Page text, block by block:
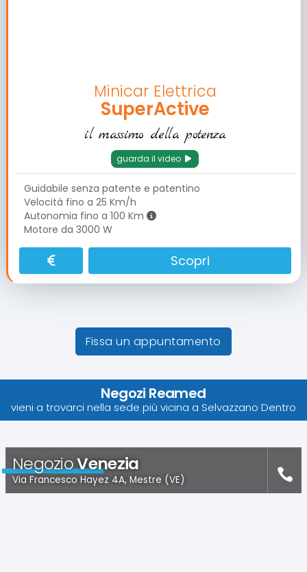
Minicar Elettrica
SuperActive
il massimo della potenza
guarda il video
Guidabile senza patente e patentino
Velocità fino a 25 Km/h
Autonomia fino a 100 Km
Motore da 3000 W
Scopri
Fissa un appuntamento
Negozi Reamed
vieni a trovarci nella sede più vicina a Selvazzano Dentro
NegozioVenezia
Via Francesco Hayez 4A, Mestre (VE)